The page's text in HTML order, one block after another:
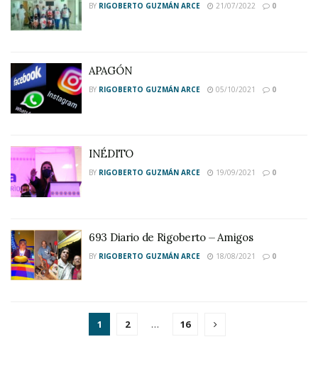
BY RIGOBERTO GUZMÁN ARCE 21/07/2022 0
APAGÓN
BY RIGOBERTO GUZMÁN ARCE 05/10/2021 0
INÉDITO
BY RIGOBERTO GUZMÁN ARCE 19/09/2021 0
693 Diario de Rigoberto ⏤ Amigos
BY RIGOBERTO GUZMÁN ARCE 18/08/2021 0
1 2 … 16